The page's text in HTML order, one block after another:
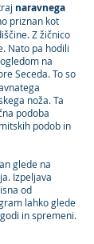
naravnega
priznan kot
Z žičnico
Nato pa hodili
na
Seceda.To so
noža. Ta
podoba
podob in
glede na
Izpeljava
od
lahko glede
in spremeni.